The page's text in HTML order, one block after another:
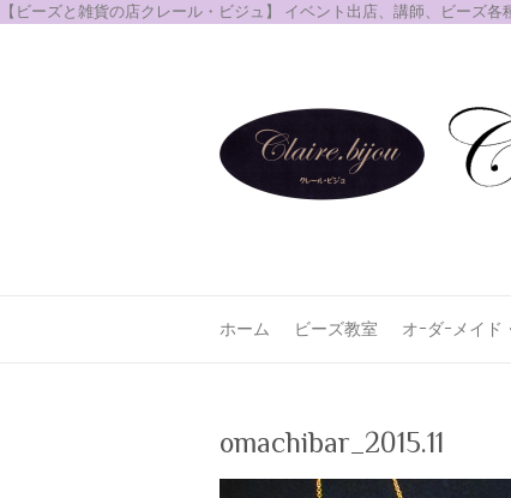
【ビーズと雑貨の店クレール・ビジュ】 イベント出店、講師、ビーズ
ホーム ビーズ教室 オｰダｰメイド
omachibar_2015.11